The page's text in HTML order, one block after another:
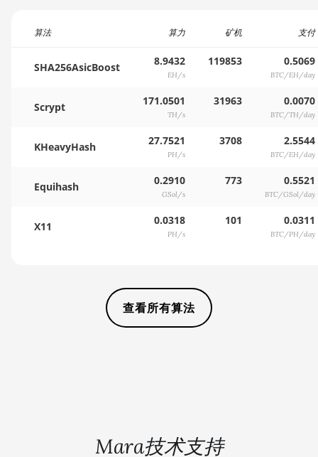
算法 算力 矿机 支付
SHA256AsicBoost 8.9432
EH/s
119853 0.5069
BTC/EH/day
Scrypt 171.0501
TH/s
31963 0.0070
BTC/TH/day
KHeavyHash 27.7521
PH/s
3708 2.5544
BTC/EH/day
Equihash 0.2910
GSol/s
773 0.5521
BTC/GSol/day
X11 0.0318
PH/s
101 0.0311
BTC/PH/day
查看所有算法
Mara技术支持